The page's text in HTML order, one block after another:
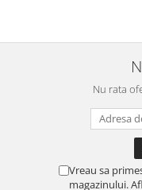
Nu rata
Vreau sa
magazinului.